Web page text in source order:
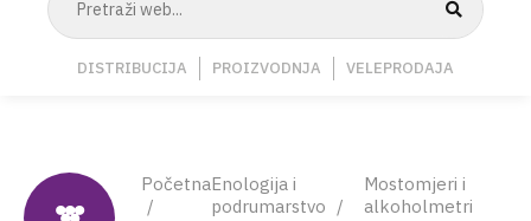
Navigation
DISTRIBUCIJA PROIZVODNJA VELEPRODAJA
Breadcrumb
PočetnaEnologija i
podrumarstvo
Mostomjeri i
alkoholmetri